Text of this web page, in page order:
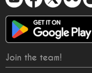
Join the team!